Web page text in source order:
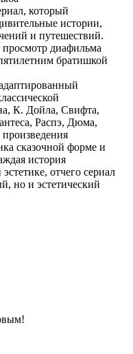
который
истории,
и путешествий.
просмотр диафильма
братишкой
К. Дойла, Свифта,
Распэ, Дюма,
сказочной форме и
история
отчего сериал
но и эстетический